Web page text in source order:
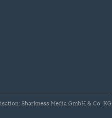
Sharkness Media GmbH & Co. KG